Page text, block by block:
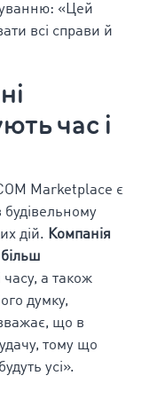
«Цей
всі справи й
час і
Marketplace є
дій. Компанія
а також
думку,
що в
тому що
усі».